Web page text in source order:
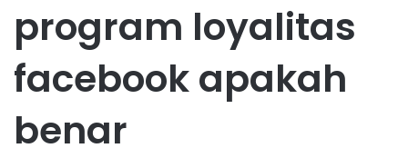
program loyalitas
facebook apakah
benar